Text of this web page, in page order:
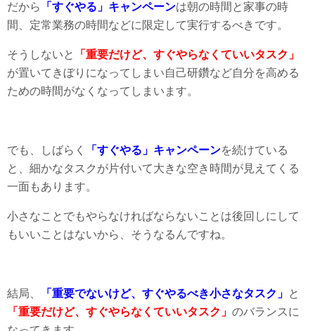
だから 「すぐやる」キャンペーンは朝の時間と家事の時
間、定常業務の時間などに限定して実行するべきです。
そうしないと
「重要だけど、すぐやらなくていいタスク」
が置いてきぼりになってしまい自己研鑽など自分を高める
ための時間がなくなってしまいます。
でも、しばらく 「すぐやる」キャンペーンを続けている
と、細かなタスクが片付いて大きな空き時間が見えてくる
一面もあります。
小さなことでもやらなければならないことは後回しにして
もいいことはないから、そうなるんですね。
結局、 「重要でないけど、すぐやるべき小さなタスク」 と
「重要だけど、すぐやらなくていいタスク」 のバランスに